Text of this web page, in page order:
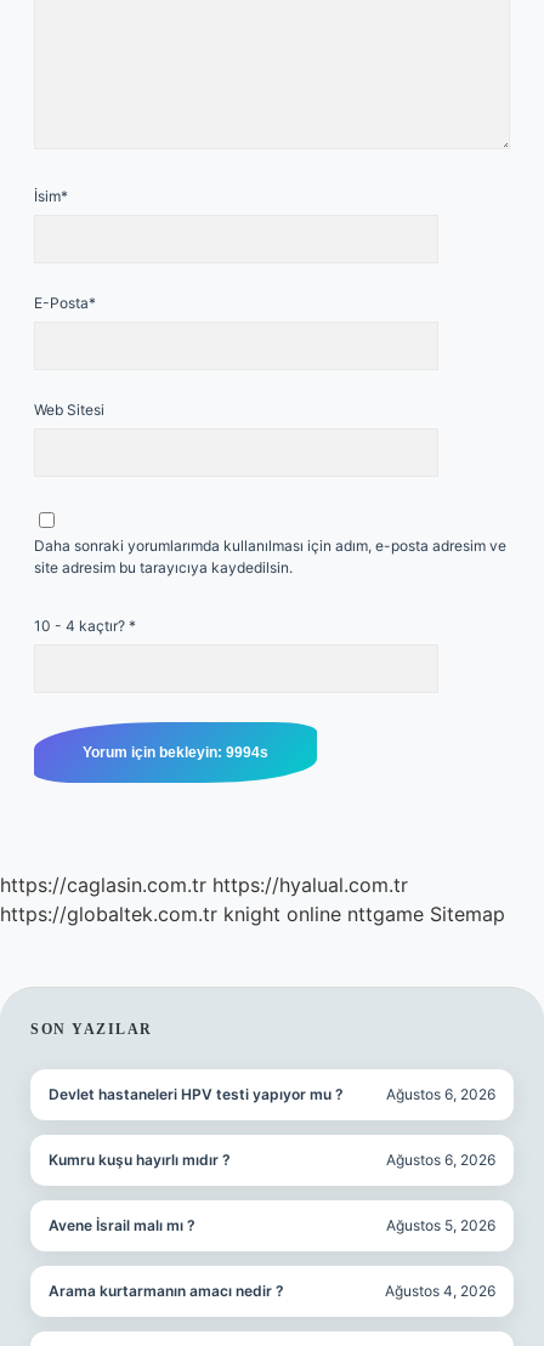
İsim*
E-Posta*
Web Sitesi
Daha sonraki yorumlarımda kullanılması için adım, e-posta adresim ve
site adresim bu tarayıcıya kaydedilsin.
10 - 4 kaçtır? *
https://caglasin.com.tr https://hyalual.com.tr
https://globaltek.com.tr knight online nttgame Sitemap
SIDEBAR
SON YAZILAR
Devlet hastaneleri HPV testi yapıyor mu ? Ağustos 6, 2026
Kumru kuşu hayırlı mıdır ? Ağustos 6, 2026
Avene İsrail malı mı ? Ağustos 5, 2026
Arama kurtarmanın amacı nedir ? Ağustos 4, 2026